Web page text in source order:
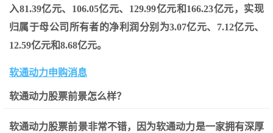
入81.39亿元、106.05亿元、129.99亿元和166.23亿元，实现
归属于母公司所有者的净利润分别为3.07亿元、7.12亿元、
12.59亿元和8.68亿元。
软通动力申购消息
软通动力股票前景怎么样？
软通动力股票前景非常不错，因为软通动力是一家拥有深厚